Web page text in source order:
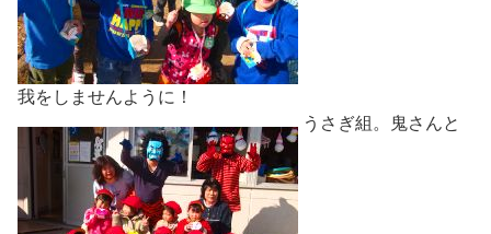
我をしませんように！
うさぎ組。鬼さんと